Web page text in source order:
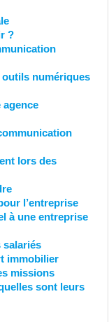
?
numériques
agence
lors des
l’entreprise
à une entreprise
salariés
immobilier
missions
sont leurs